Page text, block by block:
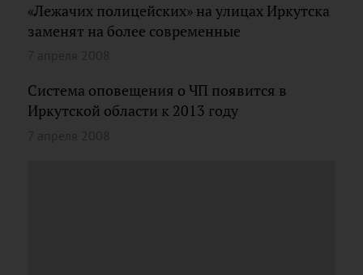
«Лежачих полицейских» на улицах Иркутска
заменят на более современные
Система оповещения о ЧП появится в
Иркутской области к 2013 году